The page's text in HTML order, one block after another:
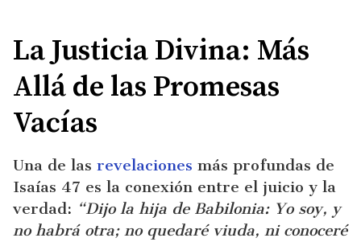
La Justicia Divina: Más
Allá de las Promesas
Vacías
Una de las revelaciones más profundas de
Isaías 47 es la conexión entre el juicio y la
verdad: “Dijo la hija de Babilonia: Yo soy, y
no habrá otra; no quedaré viuda, ni conoceré